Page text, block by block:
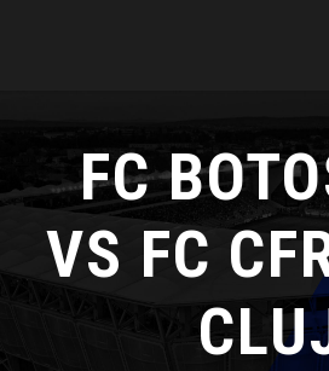
FC
VS FC